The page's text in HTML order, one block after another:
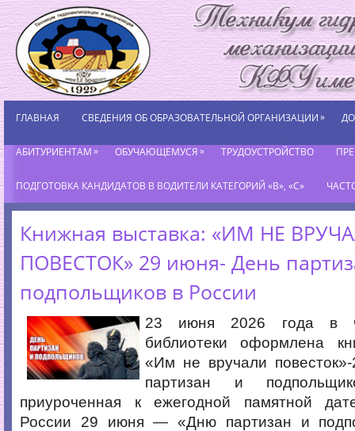
ГЛАВНАЯ СВЕДЕНИЯ ОБ ОБРАЗОВАТЕЛЬНОЙ ОРГАНИЗАЦИИ»
АБИТУРИЕНТАМ» ОБУЧАЮЩЕМУСЯ» ТРУДОУСТРОЙСТВО
ПОДГОТОВКА КАНДИДАТОВ В ВОДИТЕЛИ КАТЕГОРИЙ «В», «С»
Книжная выставка: «ИМ НЕ
ПОВЕСТОК» 29 июня- День
подпольщиков в России
23 июня 2026 года в
библиотеки оформлена
«Им не вручали
партизан и
приуроченная к ежегодной памятной
России 29 июня — «Дню партизан и